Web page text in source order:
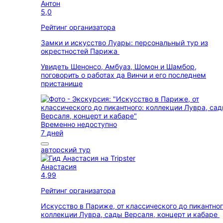
Антон
5,0
Рейтинг организатора
Замки и искусство Луары: персональный тур из
окрестностей Парижа
Увидеть Шенонсо, Амбуаз, Шомон и Шамбор,
поговорить о работах да Винчи и его последнем
пристанище
Временно недоступно
7 дней
авторский тур
Анастасия
4,99
Рейтинг организатора
Искусство в Париже, от классического до
коллекции Лувра, сады Версаля, концерт и кабаре